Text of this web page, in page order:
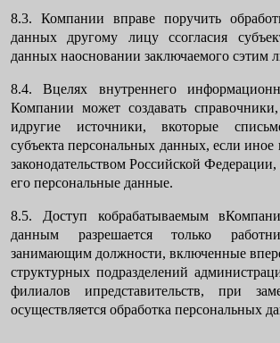
8.3. Компании вправе поручить
данных другому лицу ссогласия
данных наосновании заключаемого сэтим
8.4. Вцелях внутреннего
Компании может создавать
идругие источники, вкоторые
субъекта персональных данных, если иное
законодательством Российской
его персональные данные.
8.5. Доступ кобрабатываемым
данным разрешается только
занимающим должности, включенные
структурных подразделений
филиалов ипредставительств, при
осуществляется обработка персональных